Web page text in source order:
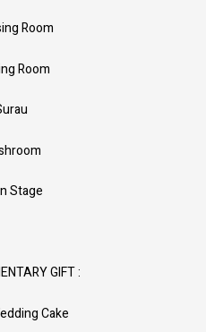
Room
Room
Stage
GIFT :
Cake